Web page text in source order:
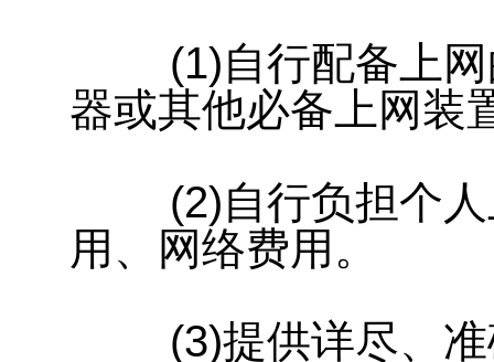
(1)自行配备上网
器或其他必备上网装
(2)自行负担个人
用、网络费用。
(3)提供详尽、准